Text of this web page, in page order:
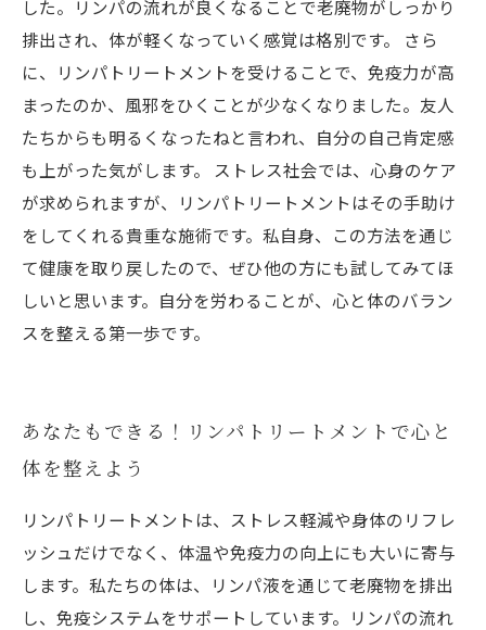
した。リンパの流れが良くなることで老廃物がしっかり
排出され、体が軽くなっていく感覚は格別です。 さら
に、リンパトリートメントを受けることで、免疫力が高
まったのか、風邪をひくことが少なくなりました。友人
たちからも明るくなったねと言われ、自分の自己肯定感
も上がった気がします。 ストレス社会では、心身のケア
が求められますが、リンパトリートメントはその手助け
をしてくれる貴重な施術です。私自身、この方法を通じ
て健康を取り戻したので、ぜひ他の方にも試してみてほ
しいと思います。自分を労わることが、心と体のバラン
スを整える第一歩です。
あなたもできる！リンパトリートメントで心と
体を整えよう
リンパトリートメントは、ストレス軽減や身体のリフレ
ッシュだけでなく、体温や免疫力の向上にも大いに寄与
します。私たちの体は、リンパ液を通じて老廃物を排出
し、免疫システムをサポートしています。リンパの流れ